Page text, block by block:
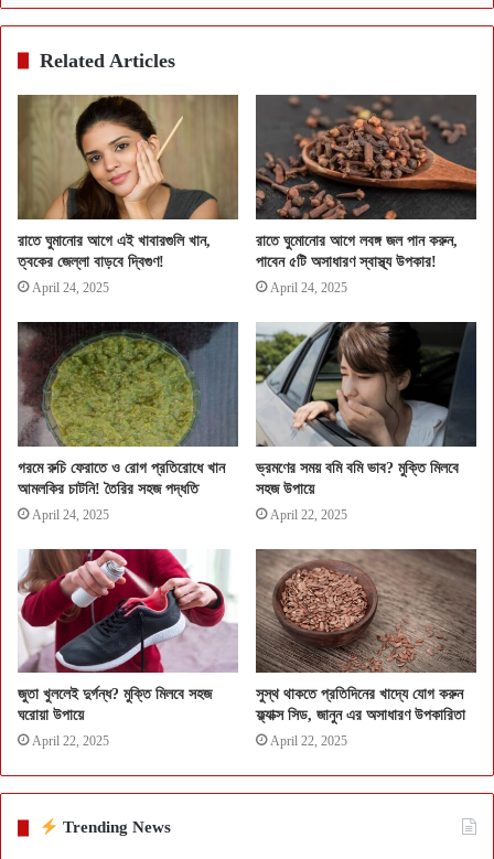
Related Articles
রাতে ঘুমানোর আগে এই খাবারগুলি খান,
ত্বকের জেল্লা বাড়বে দ্বিগুণ!
April 24, 2025
রাতে ঘুমোনোর আগে লবঙ্গ জল পান করুন,
পাবেন ৫টি অসাধারণ স্বাস্থ্য উপকার!
April 24, 2025
গরমে রুচি ফেরাতে ও রোগ প্রতিরোধে খান
আমলকির চাটনি! তৈরির সহজ পদ্ধতি
April 24, 2025
ভ্রমণের সময় বমি বমি ভাব? মুক্তি মিলবে
সহজ উপায়ে
April 22, 2025
জুতা খুললেই দুর্গন্ধ? মুক্তি মিলবে সহজ
ঘরোয়া উপায়ে
April 22, 2025
সুস্থ থাকতে প্রতিদিনের খাদ্যে যোগ করুন
ফ্ল্যাক্স সিড, জানুন এর অসাধারণ উপকারিতা
April 22, 2025
Trending News